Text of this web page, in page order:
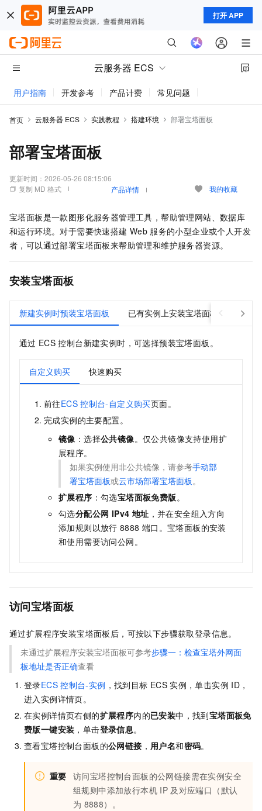
打开 APP
云服务器 ECS
用户指南 开发参考 产品计费 常见问题
首页 云服务器 ECS 实践教程 搭建环境 部署宝塔面板
部署宝塔面板
更新时间： 2026-05-26 08:15:06
复制 MD 格式
产品详情 我的收藏
宝塔面板是一款图形化服务器管理工具，帮助管理网站、数据库
和运行环境。对于需要快速搭建 Web 服务的小型企业或个人开发
者，可以通过部署宝塔面板来帮助管理和维护服务器资源。
安装宝塔面板
新建实例时预装宝塔面板 已有实例上安装宝塔面板
通过 ECS 控制台新建实例时，可选择预装宝塔面板。
自定义购买 快速购买
前往ECS 控制台-自定义购买页面。
完成实例的主要配置。
镜像 ：选择公共镜像。仅公共镜像支持使用扩
展程序。
如果实例使用非公共镜像，请参考手动部
署宝塔面板或云市场部署宝塔面板。
扩展程序 ：勾选宝塔面板免费版。
勾选分配公网 IPv4 地址 ，并在安全组入方向
添加规则以放行 8888 端口。宝塔面板的安装
和使用需要访问公网。
访问宝塔面板
通过扩展程序安装宝塔面板后，可按以下步骤获取登录信息。
未通过扩展程序安装宝塔面板可参考步骤一：检查宝塔外网面
板地址是否正确查看
登录ECS 控制台-实例 ，找到目标 ECS 实例，单击实例 ID，
进入实例详情页。
在实例详情页右侧的扩展程序内的已安装中，找到宝塔面板免
费版一键安装 ，单击登录信息。
查看宝塔控制台面板的公网链接 ， 用户名和密码。
重要 访问宝塔控制台面板的公网链接需在实例安全
组规则中添加放行本机 IP 及对应端口（默认
为 8888）。